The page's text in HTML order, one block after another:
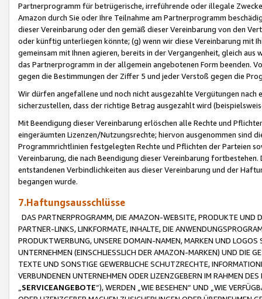
Partnerprogramm für betrügerische, irreführende oder illegale
Amazon durch Sie oder Ihre Teilnahme am Partnerprogramm
dieser Vereinbarung oder den gemäß dieser Vereinbarung von den
oder künftig unterliegen könnte; (g) wenn wir diese Vereinbarung mit
gemeinsam mit Ihnen agieren, bereits in der Vergangenheit, gleich
das Partnerprogramm in der allgemein angebotenen Form beenden.
gegen die Bestimmungen der Ziffer 5 und jeder Verstoß gegen die
Wir dürfen angefallene und noch nicht ausgezahlte Vergütungen
sicherzustellen, dass der richtige Betrag ausgezahlt wird
Mit Beendigung dieser Vereinbarung erlöschen alle Rechte und
eingeräumten Lizenzen/Nutzungsrechte; hiervon ausgenommen sind
Programmrichtlinien festgelegten Rechte und Pflichten der Parteien
Vereinbarung, die nach Beendigung dieser Vereinbarung
entstandenen Verbindlichkeiten aus dieser Vereinbarung und der
begangen wurde.
7.Haftungsausschlüsse
DAS PARTNERPROGRAMM, DIE AMAZON-WEBSITE, PRODUKTE UND
PARTNER-LINKS, LINKFORMATE, INHALTE, DIE
PRODUKTWERBUNG, UNSERE DOMAIN-NAMEN, MARKEN UND
UNTERNEHMEN (EINSCHLIESSLICH DER AMAZON-MARKEN) UND DIE
TEXTE UND SONSTIGE GEWERBLICHE SCHUTZRECHTE,
VERBUNDENEN UNTERNEHMEN ODER LIZENZGEBERN IM RAHMEN
SERVICEANGEBOTE“), WERDEN „WIE BESEHEN“ UND „WIE